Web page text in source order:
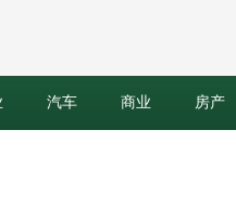
汽车 商业 房产